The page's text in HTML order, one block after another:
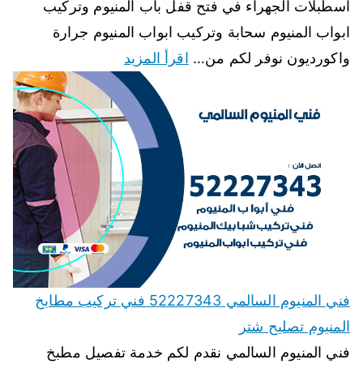
اسطبلات الجهراء في فتح قفل باب المنيوم وتركيب
ابواب المنيوم سحابة وتركيب ابواب المنيوم جرارة
واكورديون نوفر لكم من… اقرأ المزيد
فني المنيوم السالمي 52227343 فني تركيب مطابخ
المنيوم تصليح شتر
فني المنيوم السالمي نقدم لكم خدمة تفصيل مطبخ